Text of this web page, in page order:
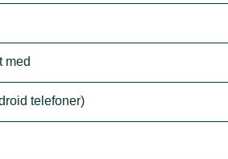
med
telefoner)